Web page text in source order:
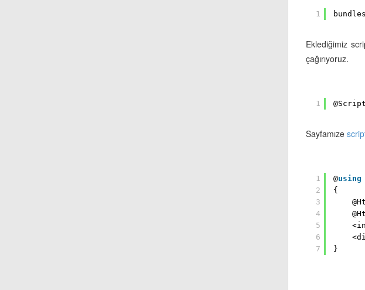
1
Eklediğimiz
çağırıyoruz.
1
Sayfamıze
1
2
3
4
5
6
7
@using
{
}